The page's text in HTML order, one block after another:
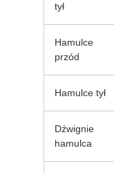
tył
Hamulce
przód
Hamulce tył
Dźwignie
hamulca